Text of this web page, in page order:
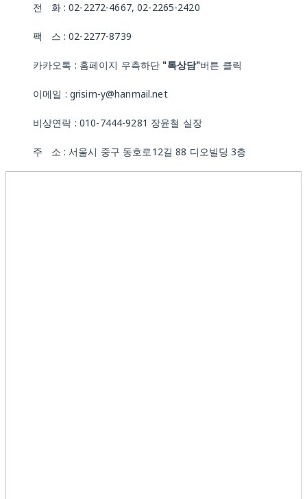
전 화 : 02-2272-4667, 02-2265-2420
팩 스 : 02-2277-8739
카카오톡 : 홈페이지 우측하단 "톡상담"버튼 클릭
이메일 : grisim-y@hanmail.net
비상연락 : 010-7444-9281 장윤철 실장
주 소 : 서울시 중구 동호로12길 88 디오빌딩 3층